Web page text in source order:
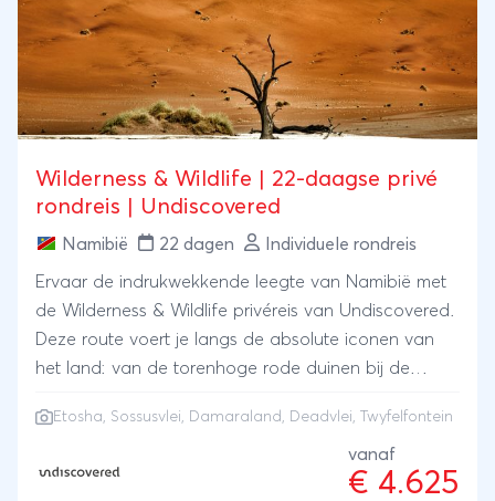
Wilderness & Wildlife | 22-daagse privé
rondreis | Undiscovered
Namibië 22 dagen Individuele rondreis
Ervaar de indrukwekkende leegte van Namibië met
de Wilderness & Wildlife privéreis van Undiscovered.
Deze route voert je langs de absolute iconen van
het land: van de torenhoge rode duinen bij de
van Twyfelfontein. Ga op zoek naar de 'Big Five' in
het uitgestrekte Etosha National Park en ontdek de
unieke flora en fauna van de Damaraland wildernis.
Etosha, Sossusvlei, Damaraland , Deadvlei, Twyfelfontein
vanaf
€ 4.625